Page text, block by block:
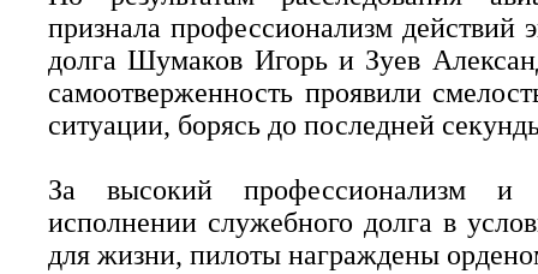
признала профессионализм
долга Шумаков Игорь и Зуев
самоотверженность проявили
ситуации, борясь до последней
За высокий профессионализм и
исполнении служебного долга в
для жизни, пилоты награждены